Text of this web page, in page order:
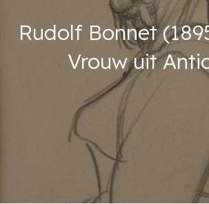
Rudolf Bonnet
Vrouw uit